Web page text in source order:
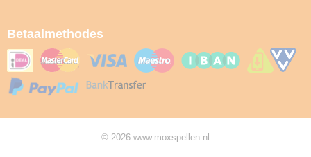
Betaalmethodes
© 2026 www.moxspellen.nl